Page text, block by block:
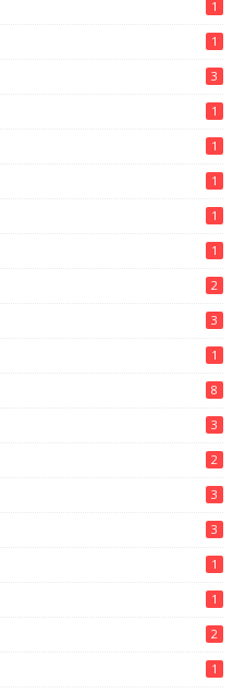
1
1
3
1
1
1
1
1
2
3
1
8
3
2
3
3
1
1
2
1